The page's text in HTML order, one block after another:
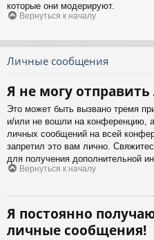
которые они модерируют.
Вернуться к началу
Личные сообщения
Я не могу
Это может быть вызвано тремя
и/или не вошли на конференцию,
личных сообщений на всей
запретил это вам лично.
для получения дополнительной
Вернуться к началу
Я постоянно
личные сообщения!